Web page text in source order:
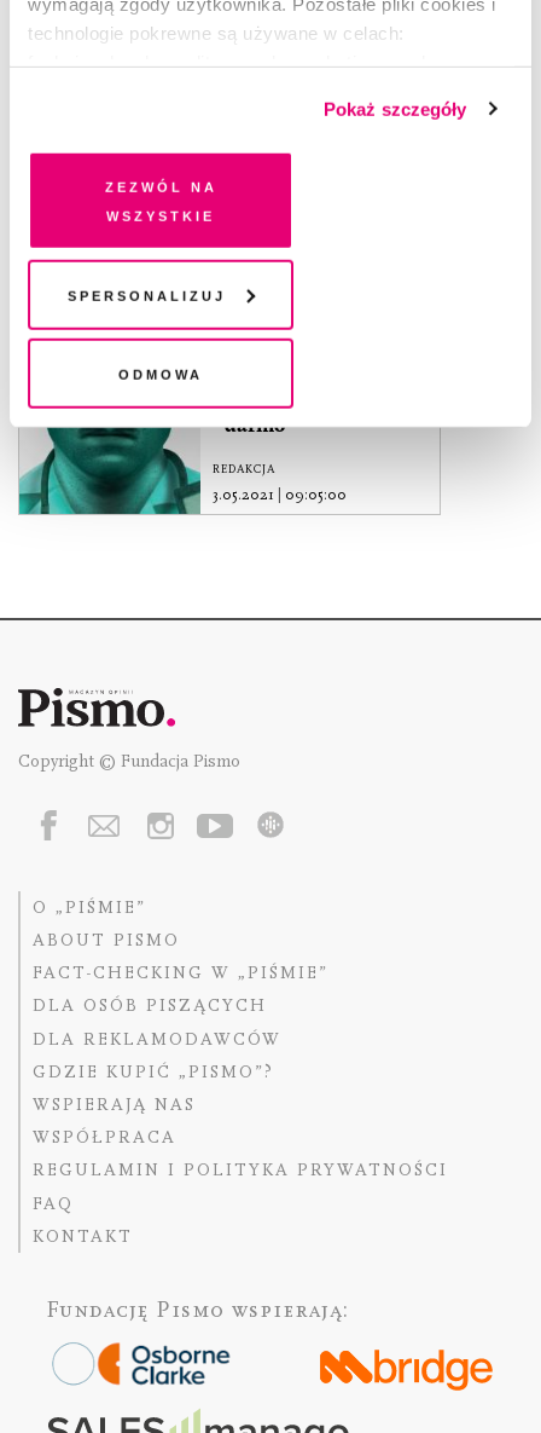
technologie pokrewne są używane w celach:
dobrowolną zgodę na pliki cookies i technologie
pokrewne, zgadzasz się na przechowywanie informacji
na Twoim urządzeniu końcowym lub dostęp do niego i
przetwarzanie danych. Zgodę na wszystkie lub niektóre
chwili wycofać lub ponowić w zakładce "Ustawienia
plików cookie". Wycofanie zgody nie wpływa na
legalność przetwarzania danych przed jej wycofaniem
Pokaż szczegóły
Zezwól na
wszystkie
Spersonalizuj
Odmowa
REDAKCJA
6.05.2021|10:05:00
ŚLEDZTWO PISMA
Odcinek 2. Znawca płci
5.05.2021|10:05:00
ŚLEDZTWO PISMA
Pisma. Słuchaj za
darmo
REDAKCJA
3.05.2021 09:05:00
Copyright © Fundacja Pismo
O „PIŚMIE”
ABOUT PISMO
FACT-CHECKING W „PIŚMIE”
DLA OSÓB PISZĄCYCH
DLA REKLAMODAWCÓW
GDZIE KUPIĆ „PISMO”?
WSPIERAJĄ NAS
WSPÓŁPRACA
REGULAMIN I POLITYKA PRYWATNOŚCI
FAQ
KONTAKT
Fundację Pismo wspierają: